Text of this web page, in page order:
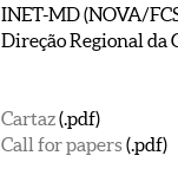
INET-MD (NOVA/
Direção Regional da
Cartaz(.pdf)
Call for papers(.pdf)